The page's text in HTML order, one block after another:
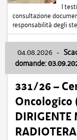
I
consultazione
responsabilità degli
04.08.2026 -
domande:
331/26 –
Oncologico